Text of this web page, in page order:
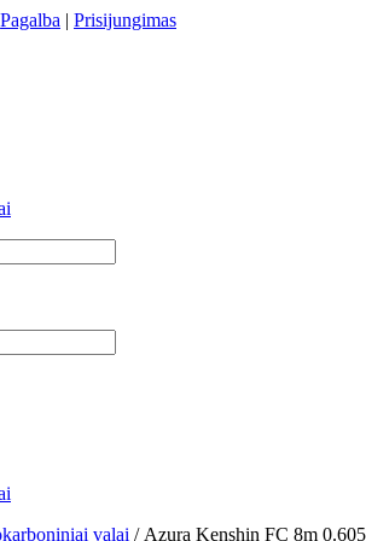
Pagalba | Prisijungimas
valai / Azura Kenshin FC 8m